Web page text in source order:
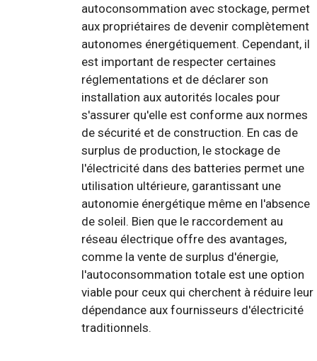
autoconsommation avec stockage, permet
aux propriétaires de devenir complètement
autonomes énergétiquement. Cependant, il
est important de respecter certaines
réglementations et de déclarer son
installation aux autorités locales pour
s'assurer qu'elle est conforme aux normes
de sécurité et de construction. En cas de
surplus de production, le stockage de
l'électricité dans des batteries permet une
utilisation ultérieure, garantissant une
autonomie énergétique même en l'absence
de soleil. Bien que le raccordement au
réseau électrique offre des avantages,
comme la vente de surplus d'énergie,
l'autoconsommation totale est une option
viable pour ceux qui cherchent à réduire leur
dépendance aux fournisseurs d'électricité
traditionnels.